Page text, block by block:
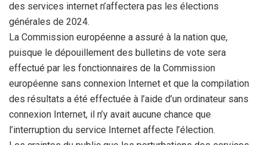
des services internet n’affectera pas les élections
générales de 2024.
La Commission européenne a assuré à la nation que,
puisque le dépouillement des bulletins de vote sera
effectué par les fonctionnaires de la Commission
européenne sans connexion Internet et que la compilation
des résultats a été effectuée à l’aide d’un ordinateur sans
connexion Internet, il n’y avait aucune chance que
l’interruption du service Internet affecte l’élection.